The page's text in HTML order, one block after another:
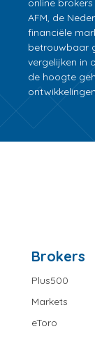
online
AFM, de
financiële
betrouwbaar
vergelijken in
de hoogte
Brokers
Plus500
Markets
eToro